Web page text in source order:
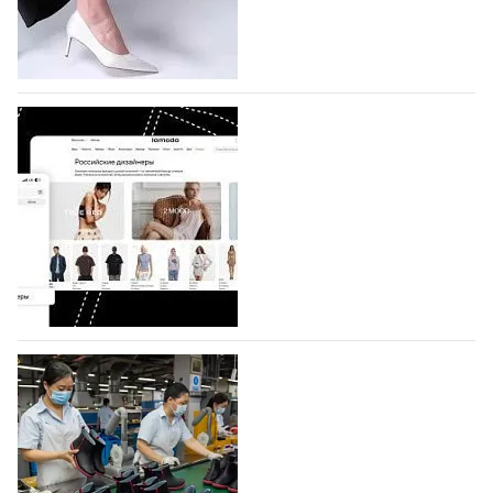
по 1 октября, уже подано 1047 заявок. Примерно
половину из них (494) прислали дизайнеры,
коллекции которых не были представлены в…
07.08.2026 884
BALLINA представит свои новинки на Euro
Shoes
Компания BALLINA Guangzhou Lihuang Footwear
Co., Ltd., основанная в 2011 году и расположенная в
Гуанчжоу, столице моды Китая, является
профессиональной обувной компанией,
объединяющей разработку, производство и…
07.08.2026 753
На платформе Lamoda - новый раздел и
условия продвижения локальных
дизайнерских марок
Российский маркетплейс Lamoda решил обновить